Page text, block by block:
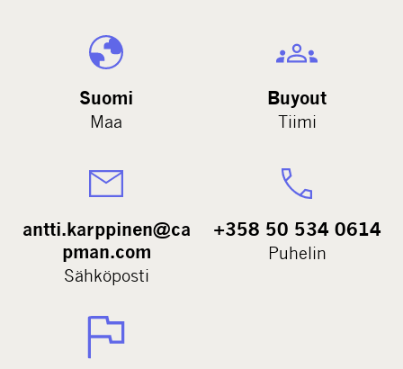
Suomi
Maa
Buyout
Tiimi
antti.karppinen@ca
pman.com
Sähköposti
+358 50 534 0614
Puhelin